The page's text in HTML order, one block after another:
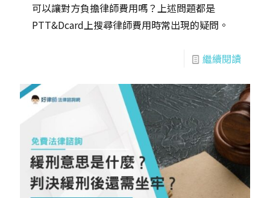
可以讓對方負擔律師費用嗎？上述問題都是
PTT&Dcard上搜尋律師費用時常出現的疑問。
繼續閱讀